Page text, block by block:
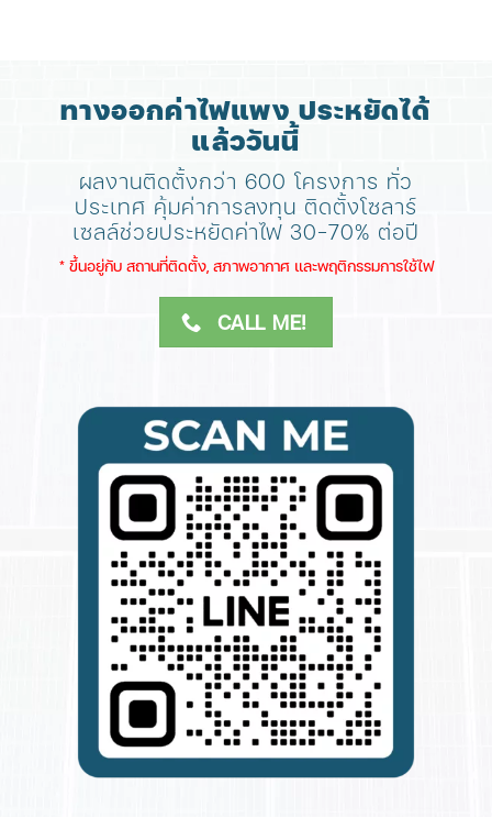
ทางออกค่าไฟแพง ประหยัดได้
แล้ววันนี้
ผลงานติดตั้งกว่า 600 โครงการ ทั่ว
ประเทศ คุ้มค่าการลงทุน ติดตั้งโซลาร์
เซลล์ช่วยประหยัดค่าไฟ 30-70% ต่อปี
​* ขึ้นอยู่กับ สถานที่ติดตั้ง, สภาพอากาศ​ และพฤติกรรมการใช้ไฟ
CALL ME!